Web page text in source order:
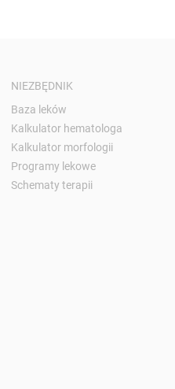
NIEZBĘDNIK
Baza leków
Kalkulator hematologa
Kalkulator morfologii
Programy lekowe
Schematy terapii